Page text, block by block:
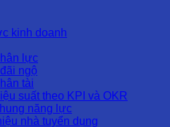
kinh doanh
lực
ngộ
tài
suất theo KPI và OKR
năng lực
nhà tuyển dụng